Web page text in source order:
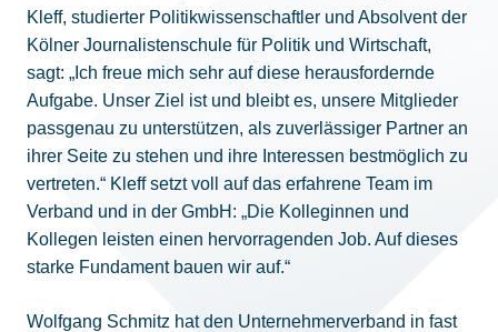
Kleff, studierter Politikwissenschaftler und Absolvent der
Kölner Journalistenschule für Politik und Wirtschaft,
sagt: „Ich freue mich sehr auf diese herausfordernde
Aufgabe. Unser Ziel ist und bleibt es, unsere Mitglieder
passgenau zu unterstützen, als zuverlässiger Partner an
ihrer Seite zu stehen und ihre Interessen bestmöglich zu
vertreten.“ Kleff setzt voll auf das erfahrene Team im
Verband und in der GmbH: „Die Kolleginnen und
Kollegen leisten einen hervorragenden Job. Auf dieses
starke Fundament bauen wir auf.“
Wolfgang Schmitz hat den Unternehmerverband in fast